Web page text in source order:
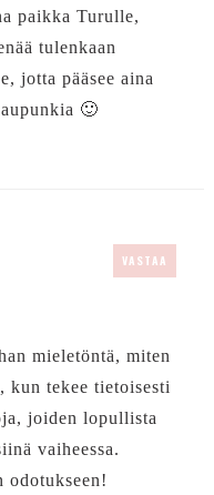
paikka Turulle,
tulenkaan
jotta pääsee aina
🙂
VASTAA
mieletöntä, miten
kun tekee tietoisesti
joiden lopullista
vaiheessa.
odotukseen!